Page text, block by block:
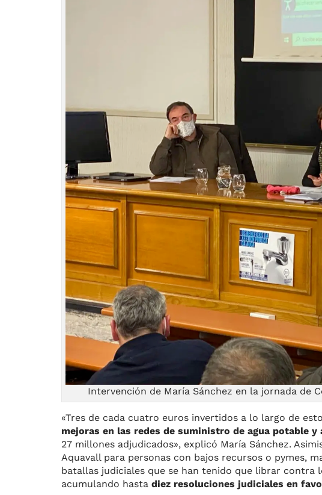
Intervención de María Sánchez en la jornada de
«Tres de cada cuatro euros invertidos a lo largo de
mejoras en las redes de suministro de agua potable
27 millones adjudicados», explicó María Sánchez.
Aquavall para personas con bajos recursos o pymes,
batallas judiciales que se han tenido que librar contra
acumulando hasta diez resoluciones judiciales en